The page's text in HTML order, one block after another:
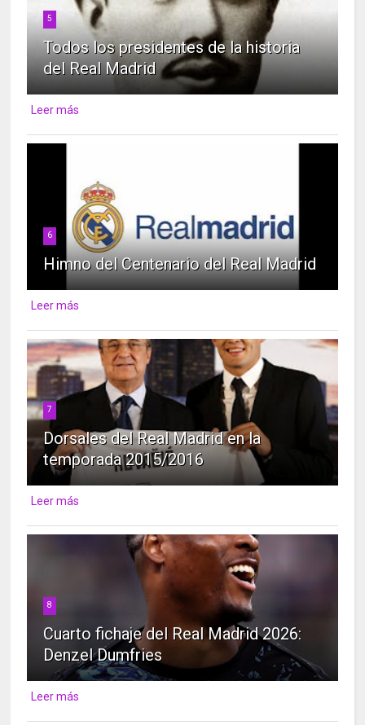
5
Todos los presidentes de la historia
del Real Madrid
Leer más
6
Himno del Centenario del Real Madrid
Leer más
7
Dorsales del Real Madrid en la
temporada 2015/2016
Leer más
8
Cuarto fichaje del Real Madrid 2026:
Denzel Dumfries
Leer más